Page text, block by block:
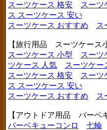
スーツケース 格安
スーツ
ス スーツケース 安い
スーツケース おすすめ
ス
【旅行用品 スーツケース
スーツケース 小型
スーツ
ツケース 人気
スーツケー
スーツケース 格安
スーツ
ス スーツケース 安い
スーツケース おすすめ
ス
【アウトドア用品 バーベ
バーベキューコンロ
七輪